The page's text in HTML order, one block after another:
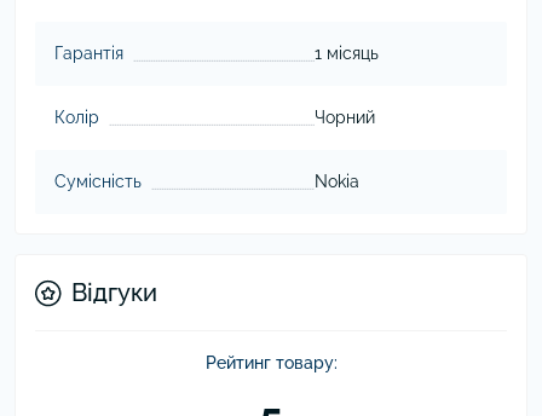
Гарантія 1 місяць
Колір Чорний
Сумісність Nokia
Відгуки
Рейтинг товару: